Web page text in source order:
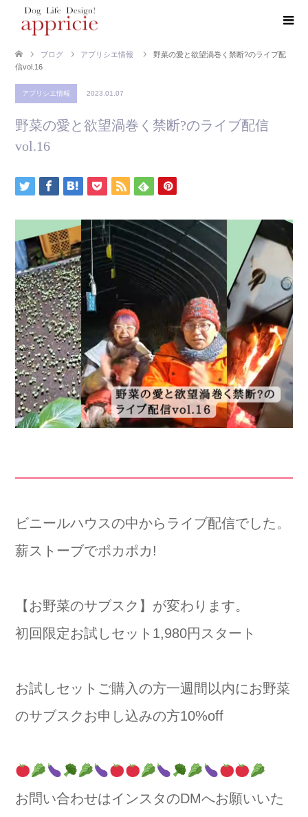
ブログ アプリシエ情報
野菜の愛と欲望渦巻く禁断?のライブ配
信vol.16
アプリシエ情報 2023.01.07
野菜の愛と欲望渦巻く禁断?のライブ配信
vol.16
ビニールハウスの中からライブ配信でした。
薪ストーブでポカポカ!
【お野菜のサブスク】が変わります。
初回限定お試しセット1,980円スタート
お試しセットご購入の方一週間以内にお野菜
のサブスクお申し込みの方10%off
お問い合わせはインスタのDMへお願いいた